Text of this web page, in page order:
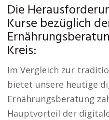
Die
Kurse bezüglich
Kreis:
Im Vergleich zur
bietet unsere heutige
Ernährungsberatung
Hauptvorteil der